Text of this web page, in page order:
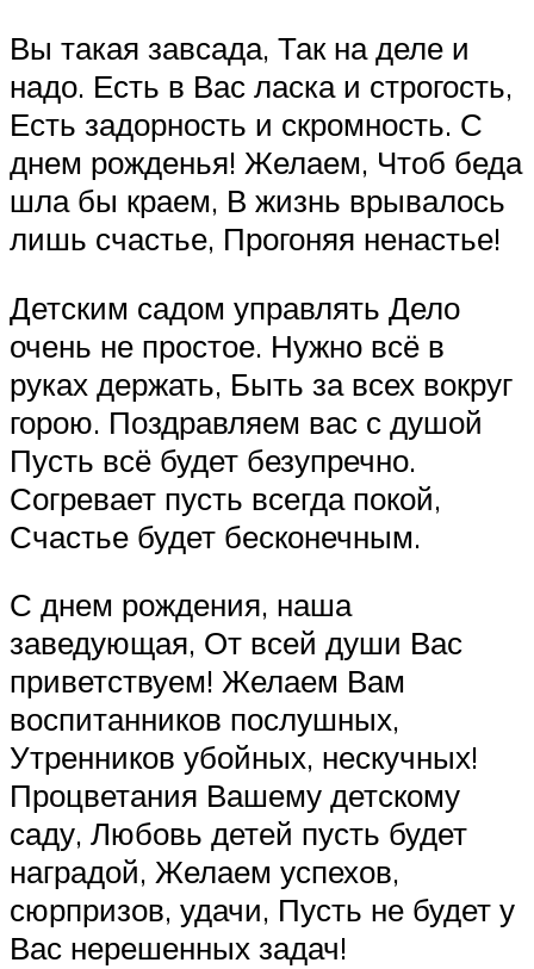
Вы такая завсада, Так на деле и
надо. Есть в Вас ласка и строгость,
Есть задорность и скромность. С
днем рожденья! Желаем, Чтоб беда
шла бы краем, В жизнь врывалось
лишь счастье, Прогоняя ненастье!
Детским садом управлять Дело
очень не простое. Нужно всё в
руках держать, Быть за всех вокруг
горою. Поздравляем вас с душой
Пусть всё будет безупречно.
Согревает пусть всегда покой,
Счастье будет бесконечным.
С днем рождения, наша
заведующая, От всей души Вас
приветствуем! Желаем Вам
воспитанников послушных,
Утренников убойных, нескучных!
Процветания Вашему детскому
саду, Любовь детей пусть будет
наградой, Желаем успехов,
сюрпризов, удачи, Пусть не будет у
Вас нерешенных задач!